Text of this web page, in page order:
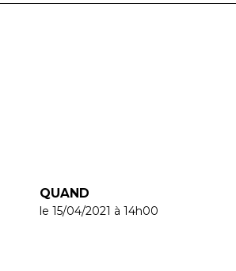
QUAND
le 15/04/2021 à 14h00